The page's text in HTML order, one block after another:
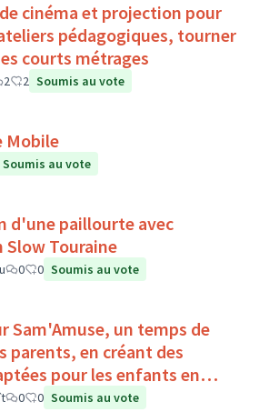
cinéma et projection pour
pédagogiques, tourner
courts métrages
2 2 Soumis au vote
Mobile
Soumis au vote
d'une paillourte avec
Touraine
0 0 Soumis au vote
Sam'Amuse, un temps de
parents, en créant des
pour les enfants en
situation de handicap
0 0 Soumis au vote